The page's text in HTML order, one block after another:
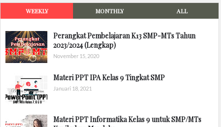
WEEKLY MONTHLY ALL
Perangkat Pembelajaran K13 SMP-MTs Tahun
2023/2024 (Lengkap)
November 15, 2020
Materi PPT IPA Kelas 9 Tingkat SMP
Januari 18, 2021
Materi PPT Informatika Kelas 9 untuk SMP/MTs